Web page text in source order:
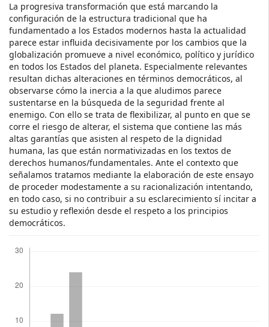
La progresiva transformación que está marcando la
configuración de la estructura tradicional que ha
fundamentado a los Estados modernos hasta la actualidad
parece estar influida decisivamente por los cambios que la
globalización promueve a nivel económico, político y jurídico
en todos los Estados del planeta. Especialmente relevantes
resultan dichas alteraciones en términos democráticos, al
observarse cómo la inercia a la que aludimos parece
sustentarse en la búsqueda de la seguridad frente al
enemigo. Con ello se trata de flexibilizar, al punto en que se
corre el riesgo de alterar, el sistema que contiene las más
altas garantías que asisten al respeto de la dignidad
humana, las que están normativizadas en los textos de
derechos humanos/fundamentales. Ante el contexto que
señalamos tratamos mediante la elaboración de este ensayo
de proceder modestamente a su racionalización intentando,
en todo caso, si no contribuir a su esclarecimiento sí incitar a
su estudio y reflexión desde el respeto a los principios
democráticos.